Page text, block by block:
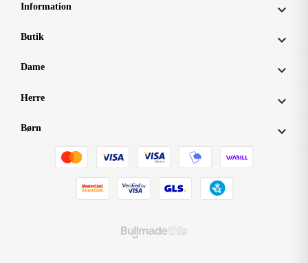
Information 
Butik 
Dame 
Herre 
Børn 